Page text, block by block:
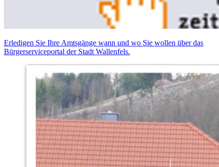
Erledigen Sie Ihre Amtsgänge wann und wo Sie wollen über das
Bürgerserviceportal der Stadt Wallenfels.